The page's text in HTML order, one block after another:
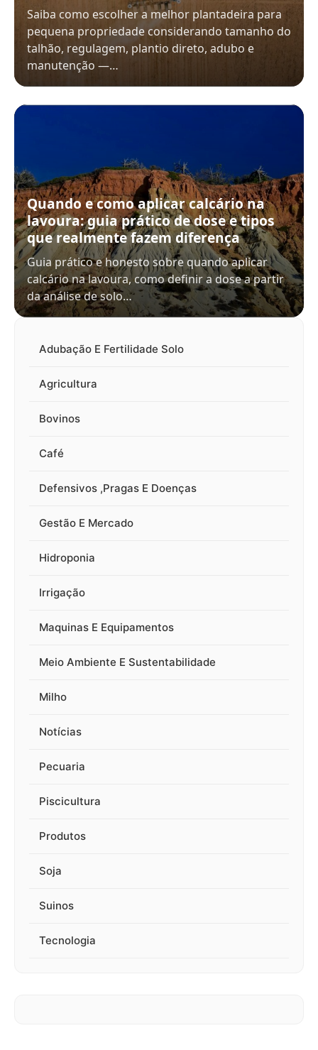
Saiba como escolher a melhor plantadeira para
pequena propriedade considerando tamanho do
talhão, regulagem, plantio direto, adubo e
manutenção —…
Quando e como aplicar calcário na
lavoura: guia prático de dose e tipos
que realmente fazem diferença
Guia prático e honesto sobre quando aplicar
calcário na lavoura, como definir a dose a partir
da análise de solo…
Adubação E Fertilidade Solo
Agricultura
Bovinos
Café
Defensivos ,Pragas E Doenças
Gestão E Mercado
Hidroponia
Irrigação
Maquinas E Equipamentos
Meio Ambiente E Sustentabilidade
Milho
Notícias
Pecuaria
Piscicultura
Produtos
Soja
Suinos
Tecnologia